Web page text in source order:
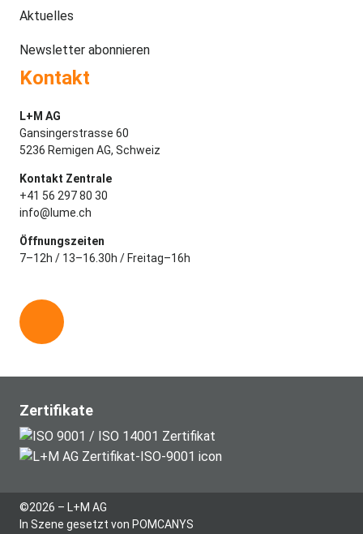
Aktuelles
Newsletter abonnieren
Kontakt
L+M AG
Gansingerstrasse 60
5236 Remigen AG, Schweiz
Kontakt Zentrale
+41 56 297 80 30
info@lume.ch
Öffnungszeiten
7–12h / 13–16.30h / Freitag–16h
i
e
d
Zertifikate
©2026 – L+M AG
In Szene gesetzt von POMCANYS